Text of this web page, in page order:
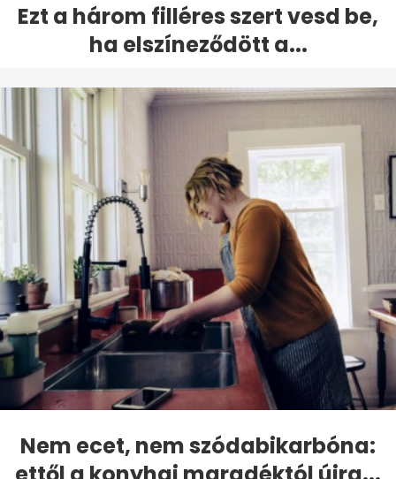
Ezt a három filléres szert vesd be,
ha elszíneződött a...
Nem ecet, nem szódabikarbóna: